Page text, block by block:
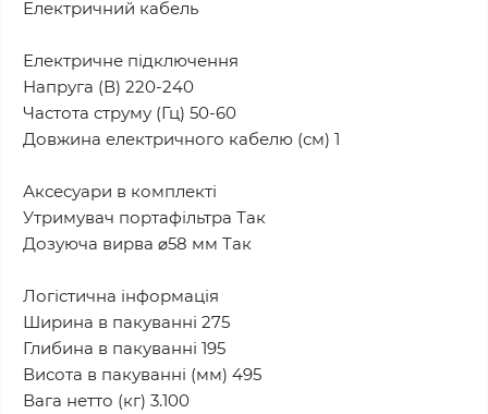
Електричний кабель
Електричне підключення
Напруга (В) 220-240
Частота струму (Гц) 50-60
Довжина електричного кабелю (см) 1
Аксесуари в комплекті
Утримувач портафільтра Так
Дозуюча вирва ⌀58 мм Так
Логістична інформація
Ширина в пакуванні 275
Глибина в пакуванні 195
Висота в пакуванні (мм) 495
Вага нетто (кг) 3.100